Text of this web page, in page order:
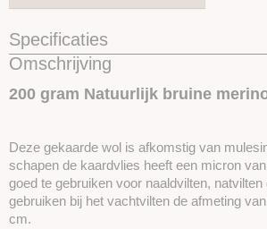
Specificaties
Productcode
Omschrijving
200 gram Natuurlijk bruine
Deze gekaarde wol is afkomstig van
schapen de kaardvlies heeft een micron
goed te gebruiken voor naaldvilten,
gebruiken bij het vachtvilten de afmeting
cm.